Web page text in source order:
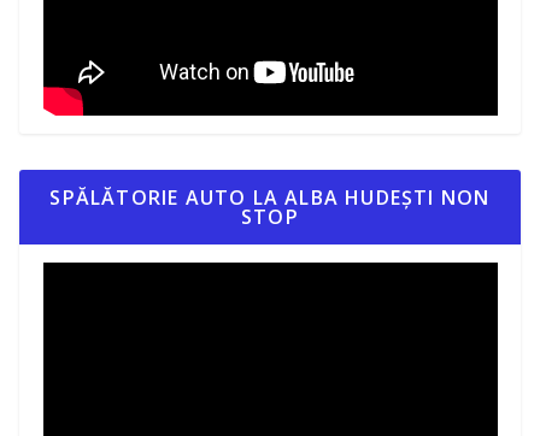
SPĂLĂTORIE AUTO LA ALBA HUDEȘTI NON
STOP